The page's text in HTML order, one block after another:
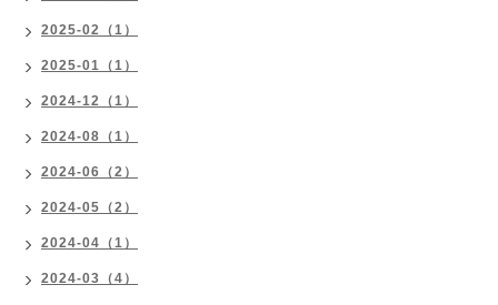
2025-02（1）
2025-01（1）
2024-12（1）
2024-08（1）
2024-06（2）
2024-05（2）
2024-04（1）
2024-03（4）